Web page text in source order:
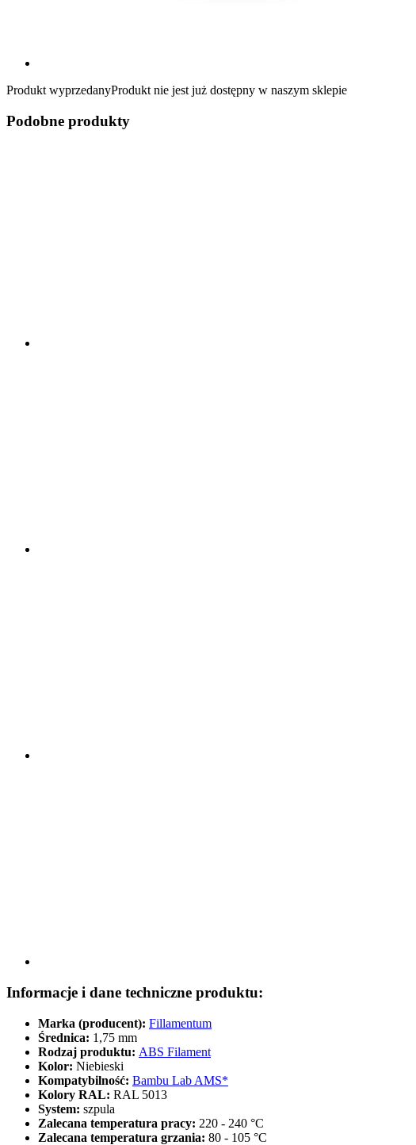
Produkt wyprzedanyProdukt nie jest już dostępny w naszym sklepie
Podobne produkty
Informacje i dane techniczne produktu:
Marka (producent): Fillamentum
Średnica: 1,75 mm
Rodzaj produktu: ABS Filament
Kolor: Niebieski
Kompatybilność: Bambu Lab AMS*
Kolory RAL: RAL 5013
System: szpula
Zalecana temperatura pracy: 220 - 240 °C
Zalecana temperatura grzania: 80 - 105 °C